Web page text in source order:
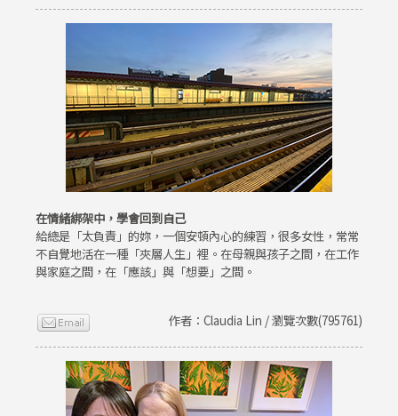
在情緒綁架中，學會回到自己
給總是「太負責」的妳，一個安頓內心的練習，很多女性，常常
不自覺地活在一種「夾層人生」裡。在母親與孩子之間，在工作
與家庭之間，在「應該」與「想要」之間。
作者：Claudia Lin / 瀏覽次數(795761)